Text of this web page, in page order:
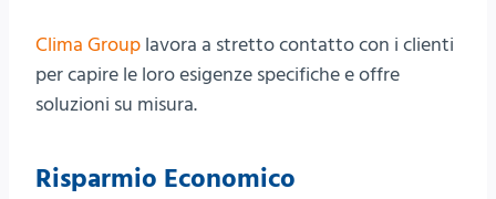
Clima Group lavora a stretto contatto con i clienti
per capire le loro esigenze specifiche e offre
soluzioni su misura.
Risparmio Economico